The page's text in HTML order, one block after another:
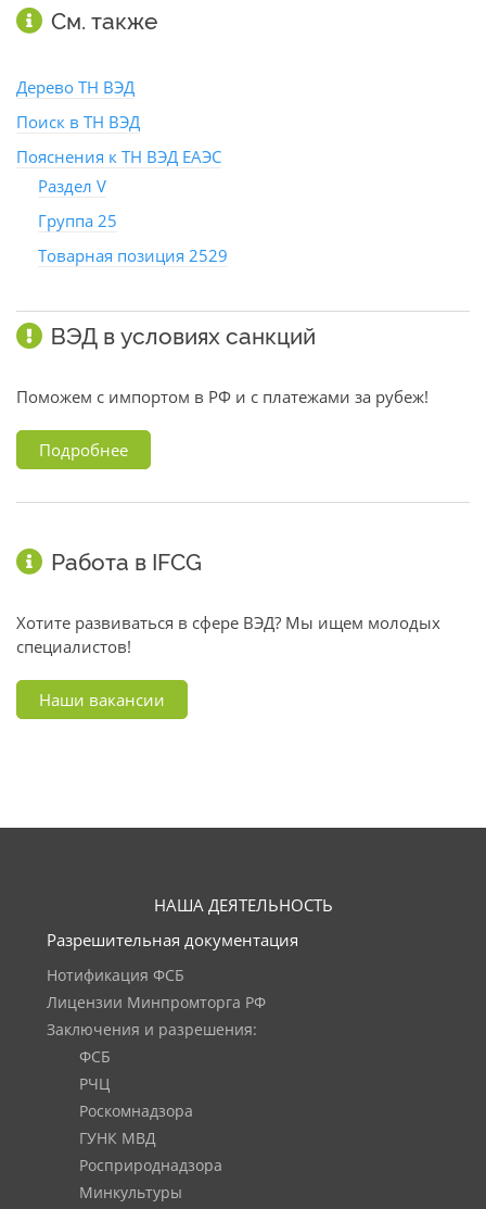
См. также
Дерево ТН ВЭД
Поиск в ТН ВЭД
Пояснения к ТН ВЭД ЕАЭС
Раздел V
Группа 25
Товарная позиция 2529
ВЭД в условиях санкций
Поможем с импортом в РФ и с платежами за рубеж!
Подробнее
Работа в IFCG
Хотите развиваться в сфере ВЭД? Мы ищем молодых
специалистов!
Наши вакансии
НАША ДЕЯТЕЛЬНОСТЬ
Разрешительная документация
Нотификация ФСБ
Лицензии Минпромторга РФ
Заключения и разрешения:
ФСБ
РЧЦ
Роскомнадзора
ГУНК МВД
Росприроднадзора
Минкультуры